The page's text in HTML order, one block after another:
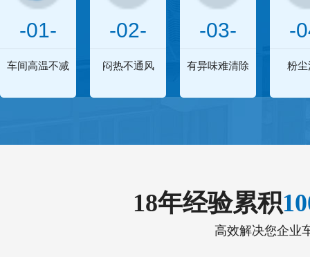
-01-
车间高温不减
-02-
闷热不通风
-03-
有异味难清除
-
粉尘
18年经验累积
高效解决您企业